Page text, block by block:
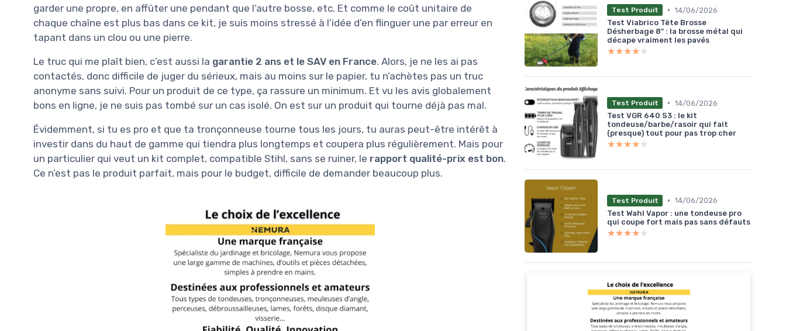
garder une propre, en affûter une pendant que l’autre bosse, etc. Et comme le coût unitaire de
chaque chaîne est plus bas dans ce kit, je suis moins stressé à l’idée d’en flinguer une par erreur en
tapant dans un clou ou une pierre.
Le truc qui me plaît bien, c’est aussi la garantie 2 ans et le SAV en France. Alors, je ne les ai pas
contactés, donc difficile de juger du sérieux, mais au moins sur le papier, tu n’achètes pas un truc
anonyme sans suivi. Pour un produit de ce type, ça rassure un minimum. Et vu les avis globalement
bons en ligne, je ne suis pas tombé sur un cas isolé. On est sur un produit qui tourne déjà pas mal.
Évidemment, si tu es pro et que ta tronçonneuse tourne tous les jours, tu auras peut-être intérêt à
investir dans du haut de gamme qui tiendra plus longtemps et coupera plus régulièrement. Mais pour
un particulier qui veut un kit complet, compatible Stihl, sans se ruiner, le rapport qualité-prix est bon.
Ce n’est pas le produit parfait, mais pour le budget, difficile de demander beaucoup plus.
Test Produit • 14/06/2026
Test Viabrico Tête Brosse
Désherbage 8" : la brosse métal qui
décape vraiment les pavés
★★★★★
★★★★★
Test Produit • 14/06/2026
Test VGR 640 S3 : le kit
tondeuse/barbe/rasoir qui fait
(presque) tout pour pas trop cher
★★★★★
★★★★★
Test Produit • 14/06/2026
Test Wahl Vapor : une tondeuse pro
qui coupe fort mais pas sans défauts
★★★★★
★★★★★